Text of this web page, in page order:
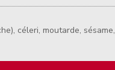
céleri, moutarde, sésame,